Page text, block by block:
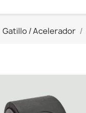
Gatillo / Acelerador